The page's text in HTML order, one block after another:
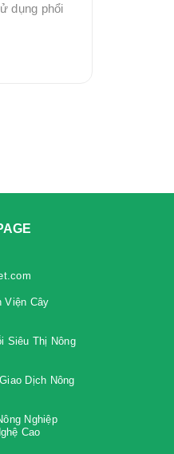
dụng phổi
Viện Cây
Siêu Thị Nông
Dịch Nông
Nghiệp
Cao